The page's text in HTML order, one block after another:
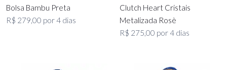
Bolsa Bambu Preta
R$ 279,00 por 4 dias
Clutch Heart Cristais
Metalizada Rosè
R$ 275,00 por 4 dias